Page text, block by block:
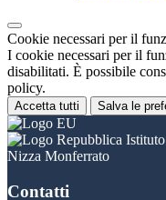
Cookie necessari per il
I cookie necessari per il
disabilitati. È possibile
policy.
Accetta tutti Salva le
Nizza Monferrato
Contatti